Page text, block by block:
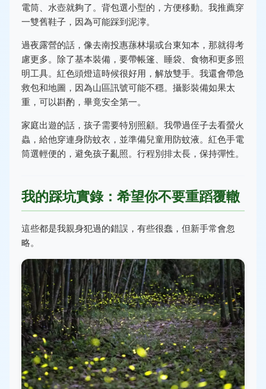
電筒、水壺就夠了。背包選小型的，方便移動。我推薦穿
一雙舊鞋子，因為可能踩到泥濘。
過夜露營的話，像去南投惠蓀林場或台東知本，那就得考
慮更多。除了基本裝備，要帶帳篷、睡袋、食物和更多照
明工具。紅色頭燈這時候很好用，解放雙手。我還會帶急
救包和地圖，因為山區訊號可能不穩。攝影裝備如果太
重，可以斟酌，畢竟安全第一。
家庭出遊的話，孩子需要特別照顧。我帶過侄子去看螢火
蟲，給他穿連身防蚊衣，並準備兒童用防蚊液。紅色手電
筒選輕便的，避免孩子亂照。行程別排太長，保持彈性。
我的踩坑實錄：希望你不要重蹈覆轍
這些都是我親身犯過的錯誤，有些很蠢，但新手常會忽
略。